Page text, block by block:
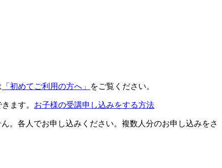
「初めてご利用の方へ」 をご覧ください。
ます。 お子様の受講申し込みをする方法
。各人でお申し込みください。複数人分のお申し込みをさ